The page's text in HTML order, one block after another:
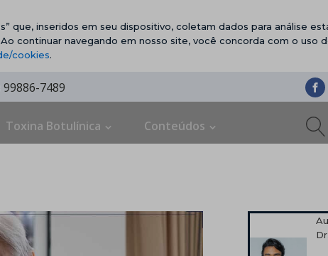
que, inseridos em seu dispositivo, coletam dados para análise
continuar navegando em nosso site, você concorda com o uso
cookies.
7489
Toxina Botulínica Conteúdos